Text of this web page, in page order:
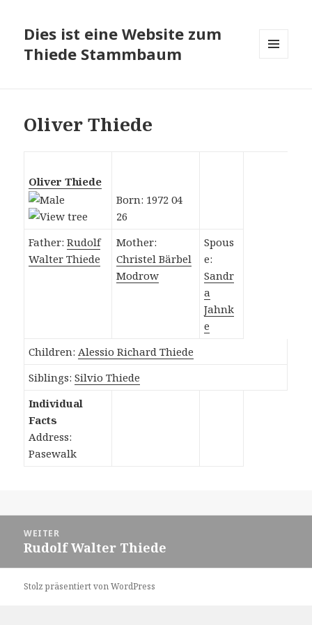
Dies ist eine Website zum
Thiede Stammbaum
Oliver Thiede
Oliver Thiede
Born: 1972 04
26
Father:Rudolf
Walter Thiede
Mother:
Christel Bärbel
Modrow
Spous
e:
Sandr
a
Jahnk
e
Children: Alessio Richard Thiede
Siblings:Silvio Thiede
Individual
Facts
Address:
Pasewalk
WEITER
Nächster
Beitrag:
Rudolf Walter Thiede
Stolz präsentiert von WordPress